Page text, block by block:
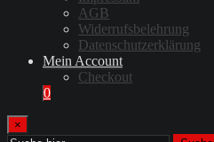
AGB
Widerrufsbelehrung
Datenschutzerklärung
Mein Account
Checkout
0
×